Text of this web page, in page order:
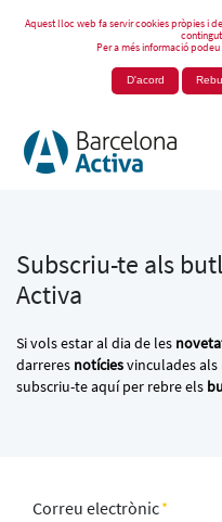
Aquest lloc web fa servir cookies pròpies i
Per a més informació
D'acord
Subscriu-te als
Activa
Si vols estar al dia de les
darreres notíciesvinculades
subscriu-te aquí per rebre els
Correu electrònic